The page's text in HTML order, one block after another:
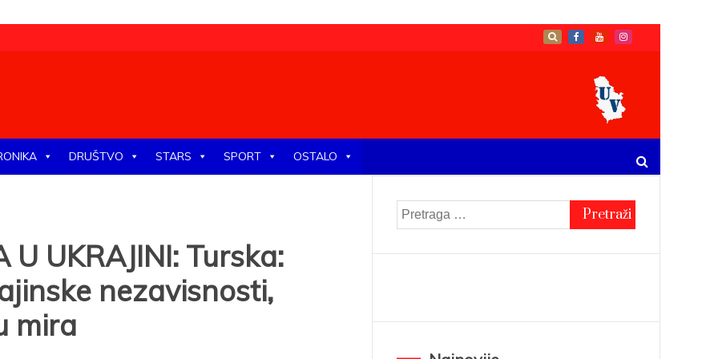
DRUŠTVO STARS SPORT OSTALO
U UKRAJINI: Turska:
nezavisnosti,
mira
Pretraga
za: